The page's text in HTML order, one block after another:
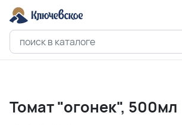
Томат "огонек", 500мл